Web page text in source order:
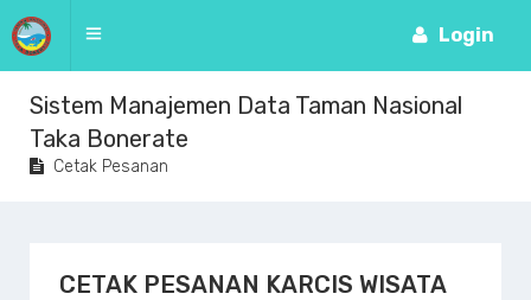
Login
Sistem Manajemen Data Taman Nasional
Taka Bonerate
Cetak Pesanan
CETAK PESANAN KARCIS WISATA